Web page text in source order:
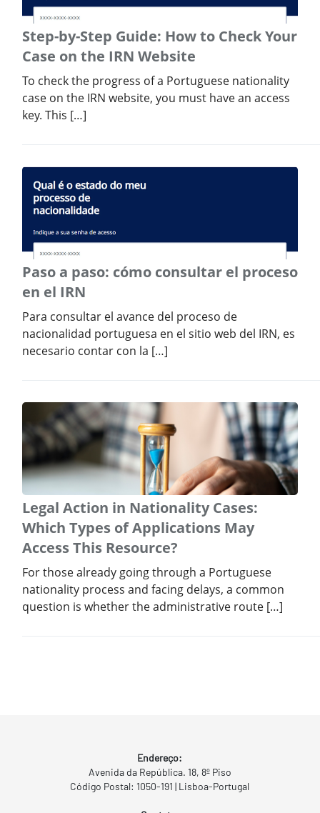
Step-by-Step Guide: How to Check Your
Case on the IRN Website
To check the progress of a Portuguese nationality
case on the IRN website, you must have an access
key. This […]
Paso a paso: cómo consultar el proceso
en el IRN
Para consultar el avance del proceso de
nacionalidad portuguesa en el sitio web del IRN, es
necesario contar con la […]
Legal Action in Nationality Cases:
Which Types of Applications May
Access This Resource?
For those already going through a Portuguese
nationality process and facing delays, a common
question is whether the administrative route […]
Endereço:
Avenida da República. 18, 8º Piso
Código Postal: 1050-191 | Lisboa-Portugal